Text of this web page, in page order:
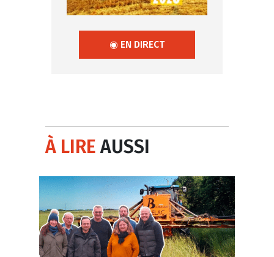
◉ EN DIRECT
À LIREAUSSI